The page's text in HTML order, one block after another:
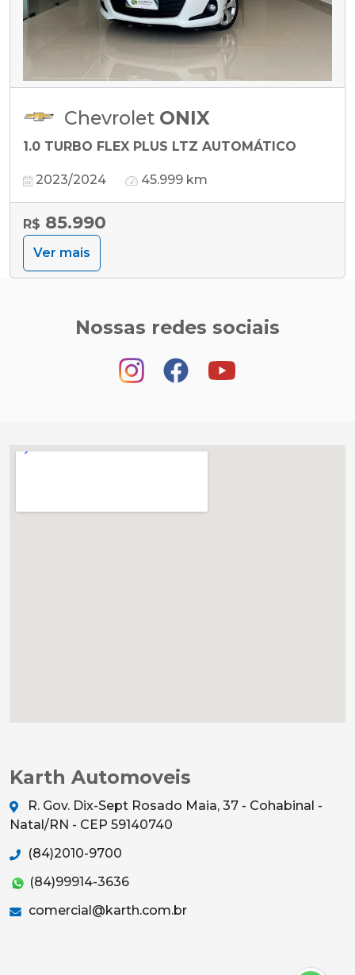
Chevrolet ONIX
1.0 TURBO FLEX PLUS LTZ AUTOMÁTICO
2023/2024 45.999 km
R$ 85.990
Ver mais
Nossas redes sociais
Karth Automoveis
R. Gov. Dix-Sept Rosado Maia, 37 - Cohabinal -
Natal/RN - CEP 59140740
(84)2010-9700
(84)99914-3636
comercial@karth.com.br